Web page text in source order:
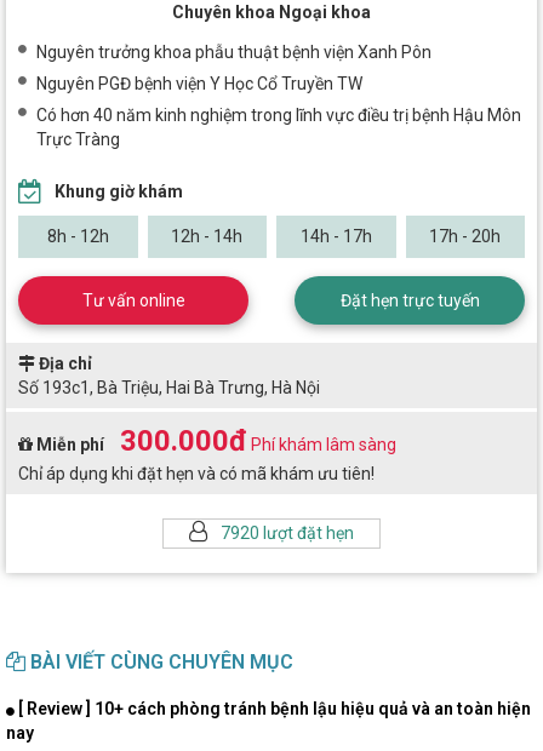
Chuyên khoa Ngoại khoa
Nguyên trưởng khoa phẫu thuật bệnh viện Xanh Pôn
Nguyên PGĐ bệnh viện Y Học Cổ Truyền TW
Có hơn 40 năm kinh nghiệm trong lĩnh vực điều trị bệnh Hậu Môn
Trực Tràng
7920 lượt đặt hẹn
Khung giờ khám
8h - 12h 12h - 14h 14h - 17h 17h - 20h
Tư vấn online Đặt hẹn trực tuyến
Địa chỉ
Số 193c1, Bà Triệu, Hai Bà Trưng, Hà Nội
Miễn phí 300.000đ Phí khám lâm sàng
Chỉ áp dụng khi đặt hẹn và có mã khám ưu tiên!
BÀI VIẾT CÙNG CHUYÊN MỤC
[ Review ] 10+ cách phòng tránh bệnh lậu hiệu quả và an toàn hiện
nay